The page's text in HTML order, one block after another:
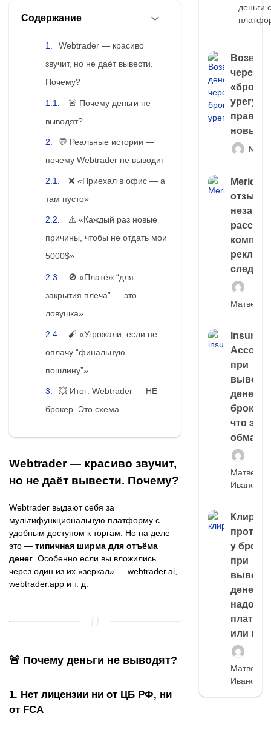
Содержание
Webtrader — красиво
звучит, но не даёт вывести.
Почему?
🚨 Почему деньги не
выводят?
💬 Реальные истории —
почему Webtrader не выводит
❌ «Приехал в офис — а
там пусто»
⚠️ «Каждый раз новые
причины, чтобы не отдать мои
5000$»
🚫 «Платёж “для
закрытия плеча” — это
ловушка»
🧨 «Угрожали, если не
оплачу “финальную
пошлину”»
💥 Итог: Webtrader — НЕ
брокер. Это схема
Webtrader — красиво звучит,
но не даёт вывести. Почему?
Webtrader выдают себя за
мультифункциональную платформу с
удобным доступом к торгам. Но на деле
это — типичная ширма для отъёма
денег . Особенно если вы вложились
через один из их «зеркал» — webtrader.ai,
webtrader.app и т. д.
🚨 Почему деньги не выводят?
1. Нет лицензии ни от ЦБ РФ, ни
от FCA
деньги с
через
правда
новый
следа
Матвей
Account
при
выводе
денег у
что это,
обман?
Матвей
Иванов
Клиринг
у
при
выводе
денег,
надо
платить
или
Матвей
Иванов